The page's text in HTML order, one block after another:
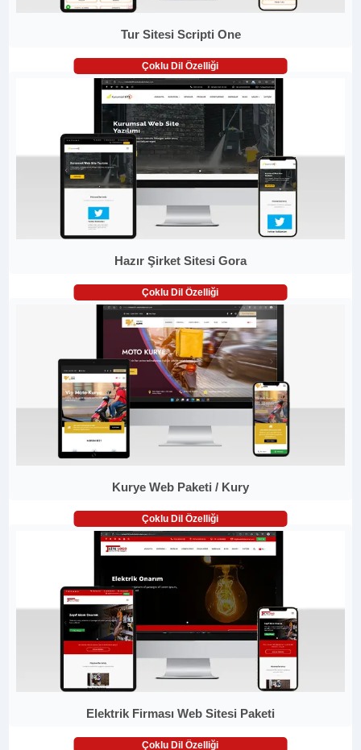
Tur Sitesi Scripti One
Çoklu Dil Özelliği
Hazır Şirket Sitesi Gora
Çoklu Dil Özelliği
Kurye Web Paketi / Kury
Çoklu Dil Özelliği
Elektrik Firması Web Sitesi Paketi
Çoklu Dil Özelliği